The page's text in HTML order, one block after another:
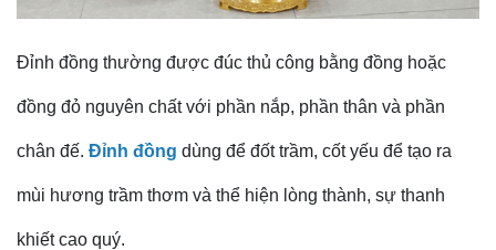
Đỉnh đồng thường được đúc thủ công bằng đồng hoặc
đồng đỏ nguyên chất với phần nắp, phần thân và phần
chân đế. Đỉnh đồng dùng để đốt trầm, cốt yếu để tạo ra
mùi hương trầm thơm và thể hiện lòng thành, sự thanh
khiết cao quý.